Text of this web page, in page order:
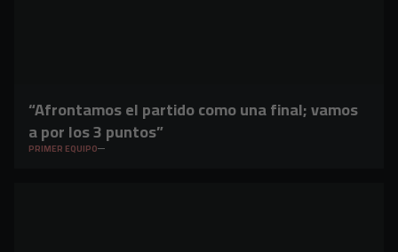
“Afrontamos el partido como una final; vamos
a por los 3 puntos”
PRIMER EQUIPO